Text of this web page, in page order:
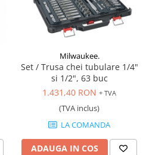
Milwaukee.
Set / Trusa chei tubulare 1/4"
si 1/2", 63 buc
1.431,40 RON + TVA
(TVA inclus)
LA COMANDA
ADAUGA IN COS